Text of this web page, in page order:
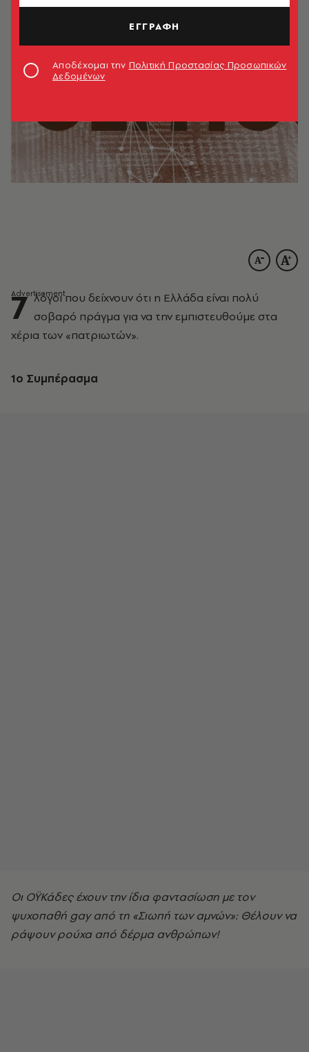
7 λόγοι που δείχνουν ότι η Ελλάδα είναι πολύ
σοβαρό πράγμα για να την εμπιστευθούμε στα
χέρια των «πατριωτών».
1o Συμπέρασμα
Οι ΟΫΚάδες έχουν την ίδια φαντασίωση με τον
ψυχοπαθή gay από τη «Σιωπή των αμνών»: Θέλουν να
ράψουν ρούχα από δέρμα ανθρώπων!
ΕΓΓΡΑΦΗ
Αποδέχομαι την Πολιτική Προστασίας Προσωπικών
Δεδομένων